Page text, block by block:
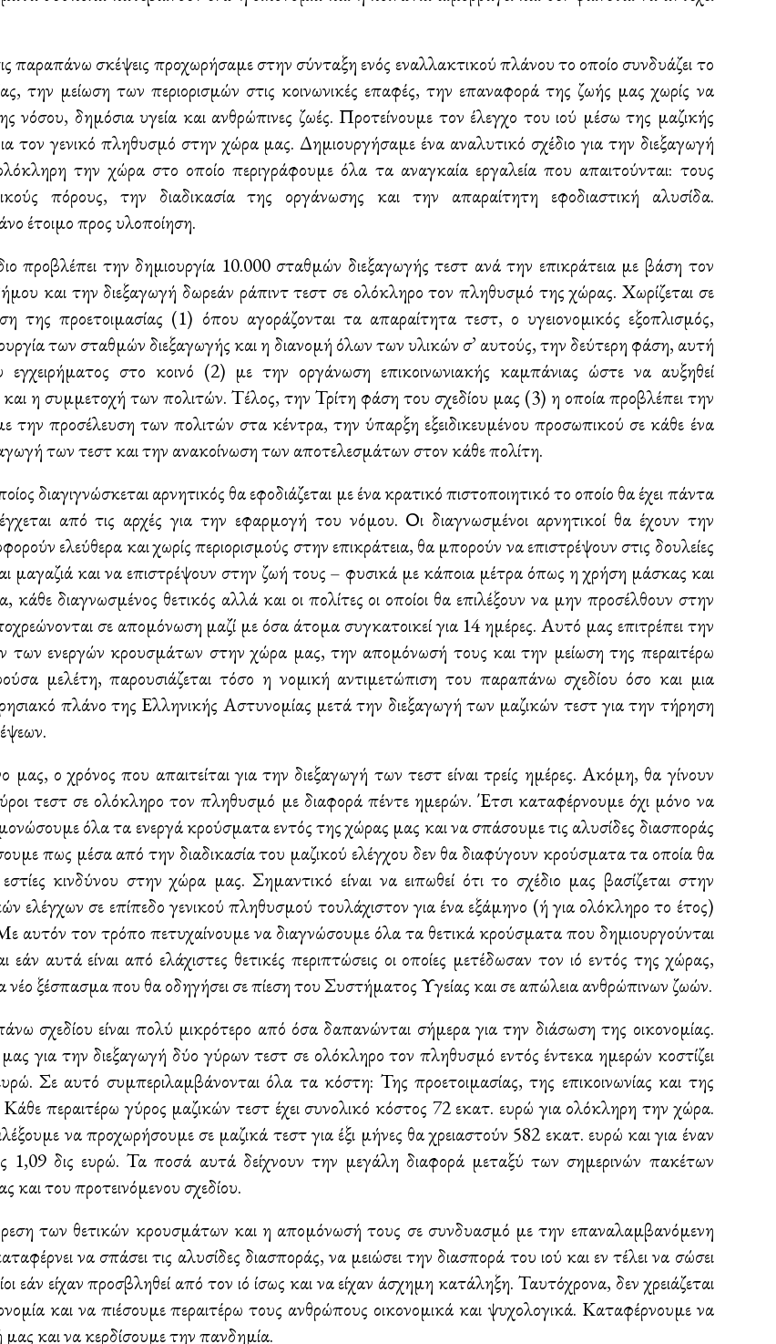
παραπάνω σκέψεις προχωρήσαμε στην σύνταξη ενός εναλλακτικού πλάνου το οποίο συνδυάζει το
την μείωση των περιορισμών στις κοινωνικές επαφές, την επαναφορά της ζωής μας χωρίς να
νόσου, δημόσια υγεία και ανθρώπινες ζωές. Προτείνουμε τον έλεγχο του ιού μέσω της μαζικής
τον γενικό πληθυσμό στην χώρα μας. Δημιουργήσαμε ένα αναλυτικό σχέδιο για την διεξαγωγή
την χώρα στο οποίο περιγράφουμε όλα τα αναγκαία εργαλεία που απαιτούνται: τους
πόρους, την διαδικασία της οργάνωσης και την απαραίτητη εφοδιαστική αλυσίδα.
έτοιμο προς υλοποίηση.
προβλέπει την δημιουργία 10.000 σταθμών διεξαγωγής τεστ ανά την επικράτεια με βάση τον
και την διεξαγωγή δωρεάν ράπιντ τεστ σε ολόκληρο τον πληθυσμό της χώρας. Χωρίζεται σε
της προετοιμασίας (1) όπου αγοράζονται τα απαραίτητα τεστ, ο υγειονομικός εξοπλισμός,
των σταθμών διεξαγωγής και η διανομή όλων των υλικών σ’ αυτούς, την δεύτερη φάση, αυτή
εγχειρήματος στο κοινό (2) με την οργάνωση επικοινωνιακής καμπάνιας ώστε να αυξηθεί
η συμμετοχή των πολιτών. Τέλος, την Τρίτη φάση του σχεδίου μας (3) η οποία προβλέπει την
την προσέλευση των πολιτών στα κέντρα, την ύπαρξη εξειδικευμένου προσωπικού σε κάθε ένα
των τεστ και την ανακοίνωση των αποτελεσμάτων στον κάθε πολίτη.
διαγιγνώσκεται αρνητικός θα εφοδιάζεται με ένα κρατικό πιστοποιητικό το οποίο θα έχει πάντα
από τις αρχές για την εφαρμογή του νόμου. Οι διαγνωσμένοι αρνητικοί θα έχουν την
ελεύθερα και χωρίς περιορισμούς στην επικράτεια, θα μπορούν να επιστρέψουν στις δουλείες
μαγαζιά και να επιστρέψουν στην ζωή τους – φυσικά με κάποια μέτρα όπως η χρήση μάσκας και
κάθε διαγνωσμένος θετικός αλλά και οι πολίτες οι οποίοι θα επιλέξουν να μην προσέλθουν στην
σε απομόνωση μαζί με όσα άτομα συγκατοικεί για 14 ημέρες. Αυτό μας επιτρέπει την
των ενεργών κρουσμάτων στην χώρα μας, την απομόνωσή τους και την μείωση της περαιτέρω
μελέτη, παρουσιάζεται τόσο η νομική αντιμετώπιση του παραπάνω σχεδίου όσο και μια
πλάνο της Ελληνικής Αστυνομίας μετά την διεξαγωγή των μαζικών τεστ για την τήρηση
ο χρόνος που απαιτείται για την διεξαγωγή των τεστ είναι τρείς ημέρες. Ακόμη, θα γίνουν
τεστ σε ολόκληρο τον πληθυσμό με διαφορά πέντε ημερών. Έτσι καταφέρνουμε όχι μόνο να
όλα τα ενεργά κρούσματα εντός της χώρας μας και να σπάσουμε τις αλυσίδες διασποράς
πως μέσα από την διαδικασία του μαζικού ελέγχου δεν θα διαφύγουν κρούσματα τα οποία θα
κινδύνου στην χώρα μας. Σημαντικό είναι να ειπωθεί ότι το σχέδιο μας βασίζεται στην
ελέγχων σε επίπεδο γενικού πληθυσμού τουλάχιστον για ένα εξάμηνο (ή για ολόκληρο το έτος)
αυτόν τον τρόπο πετυχαίνουμε να διαγνώσουμε όλα τα θετικά κρούσματα που δημιουργούνται
αυτά είναι από ελάχιστες θετικές περιπτώσεις οι οποίες μετέδωσαν τον ιό εντός της χώρας,
νέο ξέσπασμα που θα οδηγήσει σε πίεση του Συστήματος Υγείας και σε απώλεια ανθρώπινων ζωών.
σχεδίου είναι πολύ μικρότερο από όσα δαπανώνται σήμερα για την διάσωση της οικονομίας.
μας για την διεξαγωγή δύο γύρων τεστ σε ολόκληρο τον πληθυσμό εντός έντεκα ημερών κοστίζει
Σε αυτό συμπεριλαμβάνονται όλα τα κόστη: Της προετοιμασίας, της επικοινωνίας και της
περαιτέρω γύρος μαζικών τεστ έχει συνολικό κόστος 72 εκατ. ευρώ για ολόκληρη την χώρα.
να προχωρήσουμε σε μαζικά τεστ για έξι μήνες θα χρειαστούν 582 εκατ. ευρώ και για έναν
1,09 δις ευρώ. Τα ποσά αυτά δείχνουν την μεγάλη διαφορά μεταξύ των σημερινών πακέτων
και του προτεινόμενου σχεδίου.
των θετικών κρουσμάτων και η απομόνωσή τους σε συνδυασμό με την επαναλαμβανόμενη
να σπάσει τις αλυσίδες διασποράς, να μειώσει την διασπορά του ιού και εν τέλει να σώσει
εάν είχαν προσβληθεί από τον ιό ίσως και να είχαν άσχημη κατάληξη. Ταυτόχρονα, δεν χρειάζεται
και να πιέσουμε περαιτέρω τους ανθρώπους οικονομικά και ψυχολογικά. Καταφέρνουμε να
και να κερδίσουμε την πανδημία.